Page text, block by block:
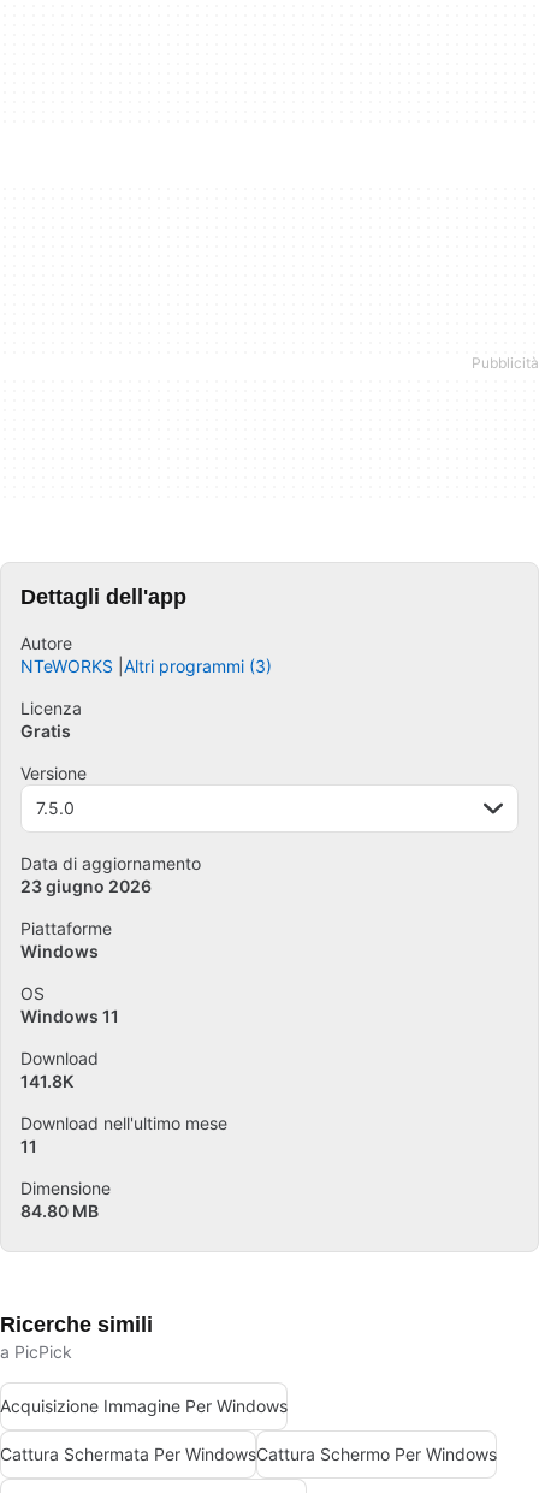
Dettagli dell'app
Autore
NTeWORKS Altri programmi (3)
Licenza
Gratis
Versione
7.5.0
Data di aggiornamento
23 giugno 2026
Piattaforme
Windows
OS
Windows 11
Download
141.8K
Download nell'ultimo mese
11
Dimensione
84.80 MB
Ricerche simili
a PicPick
Acquisizione Immagine Per Windows
Cattura Schermata Per WindowsCattura Schermo Per Windows